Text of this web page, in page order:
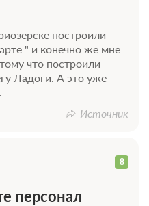
построили
" и конечно же мне
что построили
Ладоги. А это уже
Источник
8
персонал